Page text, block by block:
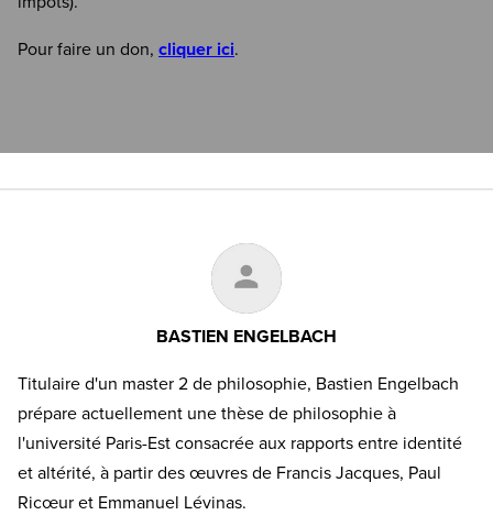
Pour faire un don, cliquer ici.
BASTIEN ENGELBACH
Titulaire d'un master 2 de philosophie, Bastien Engelbach
prépare actuellement une thèse de philosophie à
l'université Paris-Est consacrée aux rapports entre identité
et altérité, à partir des œuvres de Francis Jacques, Paul
Ricœur et Emmanuel Lévinas.